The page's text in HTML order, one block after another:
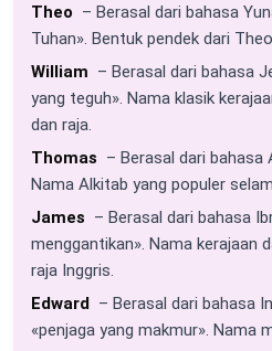
Theo – Berasal dari bahasa
Tuhan». Bentuk pendek dari
William – Berasal dari bahasa
yang teguh». Nama klasik
dan raja.
Thomas – Berasal dari bahasa
Nama Alkitab yang populer
James – Berasal dari bahasa
menggantikan». Nama kerajaan
raja Inggris.
Edward – Berasal dari bahasa
«penjaga yang makmur». Nama